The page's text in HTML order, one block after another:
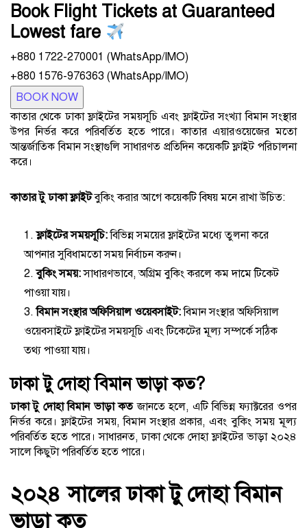
Book Flight Tickets at Guaranteed
Lowest fare
+880 1722-270001 (WhatsApp/IMO)
+880 1576-976363 (WhatsApp/IMO)
BOOK NOW
কাতার থেকে ঢাকা ফ্লাইটের সময়সূচি এবং ফ্লাইটের সংখ্যা বিমান সংস্থার
উপর নির্ভর করে পরিবর্তিত হতে পারে। কাতার এয়ারওয়েজের মতো
আন্তর্জাতিক বিমান সংস্থাগুলি সাধারণত প্রতিদিন কয়েকটি ফ্লাইট পরিচালনা
করে।
কাতার টু ঢাকা ফ্লাইটবুকিং করার আগে কয়েকটি বিষয় মনে রাখা উচিত:
ফ্লাইটের সময়সূচি:বিভিন্ন সময়ের ফ্লাইটের মধ্যে তুলনা করে
আপনার সুবিধামতো সময় নির্বাচন করুন।
বুকিং সময়:সাধারণভাবে, অগ্রিম বুকিং করলে কম দামে টিকেট
পাওয়া যায়।
বিমান সংস্থার অফিসিয়াল ওয়েবসাইট:বিমান সংস্থার অফিসিয়াল
ওয়েবসাইটে ফ্লাইটের সময়সূচি এবং টিকেটের মূল্য সম্পর্কে সঠিক
তথ্য পাওয়া যায়।
ঢাকা টু দোহা বিমান ভাড়া কত?
ঢাকা টু দোহা বিমান ভাড়া কতজানতে হলে, এটি বিভিন্ন ফ্যাক্টরের ওপর
নির্ভর করে। ফ্লাইটের সময়, বিমান সংস্থার প্রকার, এবং বুকিং সময় মূল্য
পরিবর্তিত হতে পারে। সাধারনত, ঢাকা থেকে দোহা ফ্লাইটের ভাড়া ২০২৪
সালে কিছুটা পরিবর্তিত হতে পারে।
২০২৪ সালের ঢাকা টু দোহা বিমান
ভাড়া কত